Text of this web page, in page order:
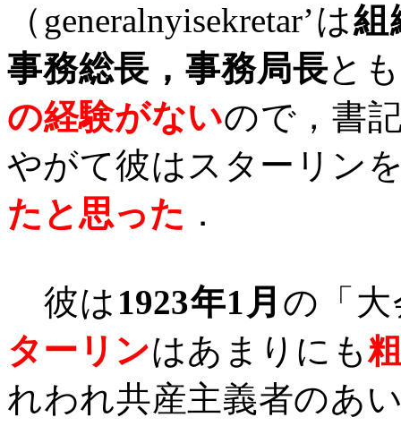
（ generalnyisekretar’は組
事務総長，事務局長と
の経験がないので，書
やがて彼はスターリン
たと思った ．
彼は 1923年1 月 の「
ターリンはあまりにも
れわれ共産主義者のあ